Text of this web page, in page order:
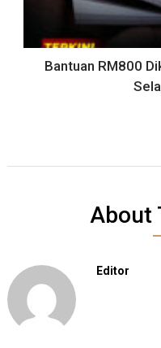
Bantuan RM800
About
Editor